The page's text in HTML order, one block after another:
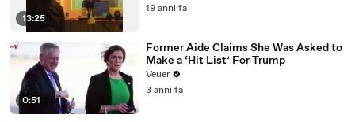
13:25
19 anni fa
0:51
Former Aide Claims She Was Asked to
Make a ‘Hit List’ For Trump
Veuer
3 anni fa